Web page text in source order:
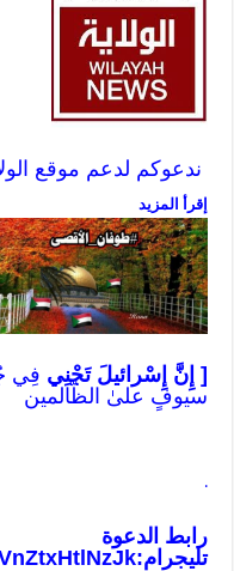
ندعوكم لدعم موقع
إقرأ المزيد
[ إِنَّ إِسْرائيلَ تَجْنِي فِي
سيوفٍ علىٰ الظّالمين
.
رابط الدعوة
تليجرام: